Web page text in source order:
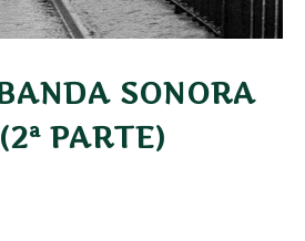
SONORA
PARTE)